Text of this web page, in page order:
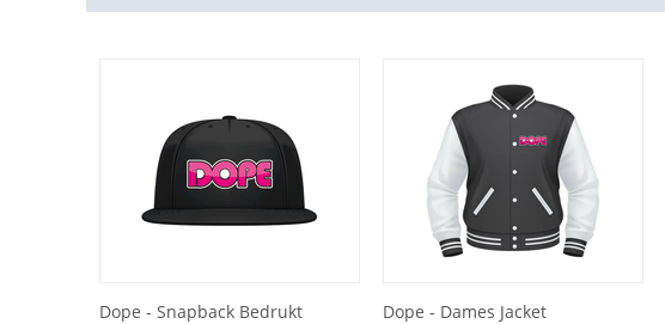
Dope - Snapback Bedrukt Dope - Dames Jacket